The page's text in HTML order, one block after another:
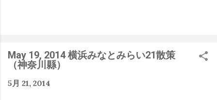
人，那我還在這幹嘛？？？（笑）” 也記得更久以前，當我
們還在研究那個眼鏡時，常聽到像是：『 他們不知道用了
什麼黑科技 』，這類沒有建設性、不應該從 RD 嘴裡說出
來的話，而我也是不以為然。坦白講，以前每次只要聽到某
May 19, 2014 横浜みなとみらい21散策
（神奈川縣）
5月 21, 2014